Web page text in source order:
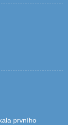
prvního